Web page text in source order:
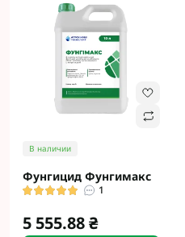
В наличии
Фунгицид Фунгимакс
1
5 555.88 ₴